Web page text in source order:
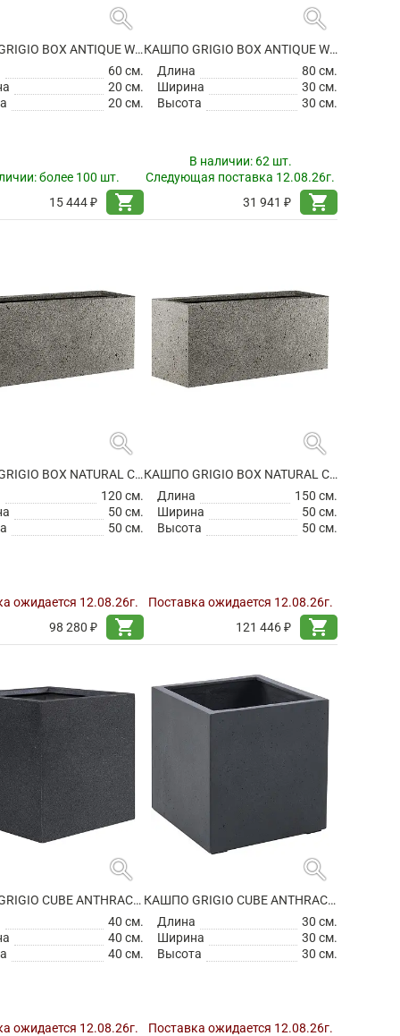
search
КАШПО GRIGIO BOX ANTIQUE WHITE
60 см.
20 см.
20 см.
более 100 шт.
15 444 ₽
shopping_cart
search
КАШПО GRIGIO BOX ANTIQUE WHITE
Длина
80 см.
Ширина
30 см.
Высота
30 см.
В наличии: 62 шт.
Следующая поставка 12.08.26г.
31 941 ₽
shopping_cart
search
КАШПО GRIGIO BOX NATURAL CONCRETE
120 см.
50 см.
50 см.
ожидается 12.08.26г.
98 280 ₽
shopping_cart
search
КАШПО GRIGIO BOX NATURAL CONCRETE
Длина
150 см.
Ширина
50 см.
Высота
50 см.
Поставка ожидается 12.08.26г.
121 446 ₽
shopping_cart
search
КАШПО GRIGIO CUBE ANTHRACITE НА КОЛЕСИКАХ
40 см.
40 см.
40 см.
ожидается 12.08.26г.
search
КАШПО GRIGIO CUBE ANTHRACITE
Длина
30 см.
Ширина
30 см.
Высота
30 см.
Поставка ожидается 12.08.26г.